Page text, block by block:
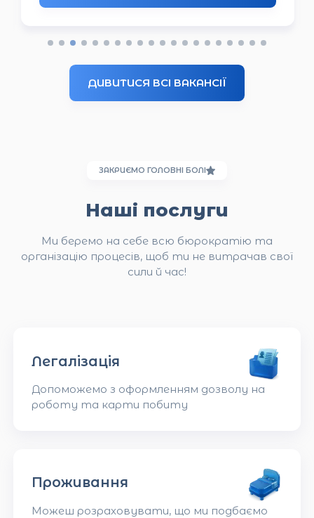
ДИВИТИСЯ ВСІ ВАКАНСІЇ
ЗАКРИЄМО ГОЛОВНІ БОЛІ
Наші послуги
Ми беремо на себе всю бюрократію та
організацію процесів, щоб ти не витрачав свої
сили й час!
Легалізація
Допоможемо з оформленням дозволу на
роботу та карти побиту
Проживання
Можеш розраховувати, що ми подбаємо